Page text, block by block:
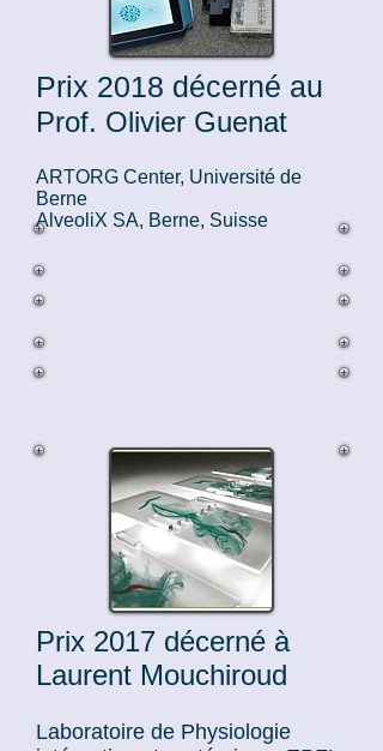
Prix 2018 décerné au
Prof. Olivier Guenat
ARTORG Center, Université de
Berne
AlveoliX SA, Berne, Suisse
Prix 2017 décerné à
Laurent Mouchiroud
Laboratoire de Physiologie